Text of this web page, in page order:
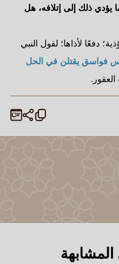
يؤدي ذلك إلى إتلافه، هل
دفعًا لأذاها؛ لقول النبي
فواسق يقتلن في الحل
المشابهة